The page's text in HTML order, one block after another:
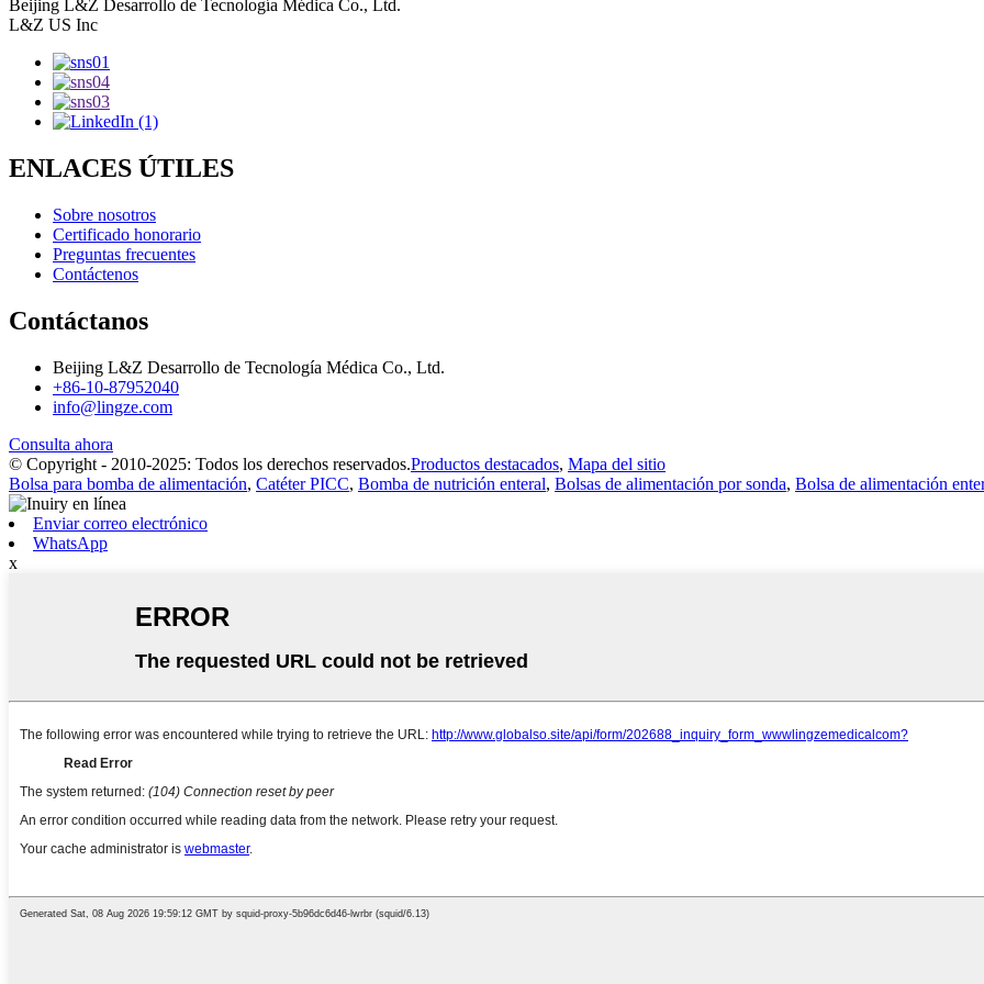
Beijing L&Z Desarrollo de Tecnología Médica Co., Ltd.
L&Z US Inc
ENLACES ÚTILES
Sobre nosotros
Certificado honorario
Preguntas frecuentes
Contáctenos
Contáctanos
Beijing L&Z Desarrollo de Tecnología Médica Co., Ltd.
+86-10-87952040
info@lingze.com
Consulta ahora
© Copyright - 2010-2025: Todos los derechos reservados.Productos destacados, Mapa del sitio
Bolsa para bomba de alimentación, Catéter PICC, Bomba de nutrición enteral, Bolsas de alimentación por sonda, Bolsa de alimentación
Enviar correo electrónico
WhatsApp
x